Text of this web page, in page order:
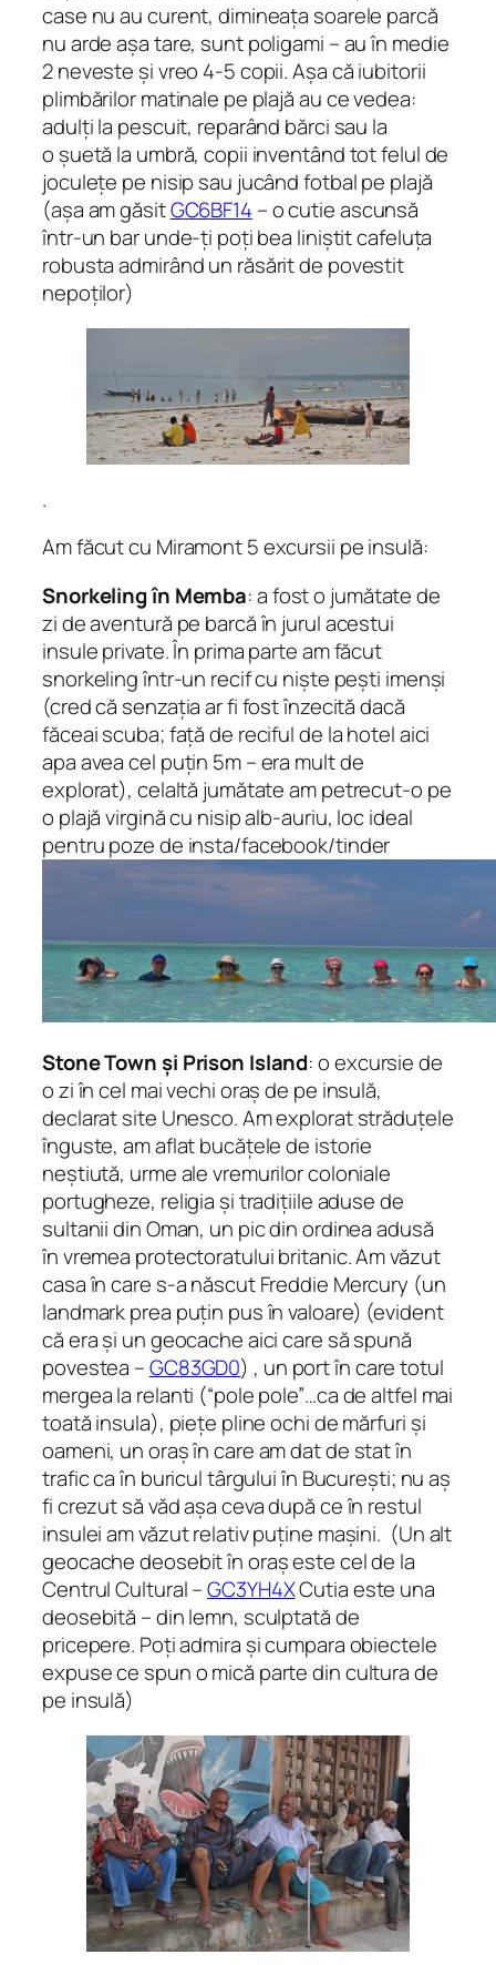
case nu au curent, dimineața soarele parcă
nu arde așa tare, sunt poligami – au în medie
2 neveste și vreo 4-5 copii. Așa că iubitorii
plimbărilor matinale pe plajă au ce vedea:
adulți la pescuit, reparând bărci sau la
o șuetă la umbră, copii inventând tot felul de
joculețe pe nisip sau jucând fotbal pe plajă
(așa am găsitGC6BF14 – o cutie ascunsă
într-un bar unde-ți poți bea liniștit cafeluța
robusta admirând un răsărit de povestit
nepoților)
.
Am făcut cu Miramont 5 excursii pe insulă:
Snorkeling în Memba: a fost o jumătate de
zi de aventură pe barcă în jurul acestui
insule private. În prima parte am făcut
snorkeling într-un recif cu niște pești imenși
(cred că senzația ar fi fost înzecită dacă
făceai scuba; față de reciful de la hotel aici
apa avea cel puțin 5m – era mult de
explorat), celaltă jumătate am petrecut-o pe
o plajă virgină cu nisip alb-auriu, loc ideal
pentru poze de insta/facebook/tinder
Stone Town și Prison Island: o excursie de
o zi în cel mai vechi oraș de pe insulă,
declarat site Unesco. Am explorat străduțele
înguste, am aflat bucățele de istorie
neștiută, urme ale vremurilor coloniale
portugheze, religia și tradițiile aduse de
sultanii din Oman, un pic din ordinea adusă
în vremea protectoratului britanic. Am văzut
casa în care s-a născut Freddie Mercury (un
landmark prea puțin pus în valoare) (evident
că era și un geocache aici care să spună
povestea –GC83GD0) , un port în care totul
mergea la relanti (“pole pole”…ca de altfel mai
toată insula), piețe pline ochi de mărfuri și
oameni, un oraș în care am dat de stat în
trafic ca în buricul târgului în București; nu aș
fi crezut să văd așa ceva după ce în restul
insulei am văzut relativ puține mașini. (Un alt
geocache deosebit în oraș este cel de la
Centrul Cultural –GC3YH4XCutia este una
deosebită – din lemn, sculptată de
pricepere. Poți admira și cumpara obiectele
expuse ce spun o mică parte din cultura de
pe insulă)